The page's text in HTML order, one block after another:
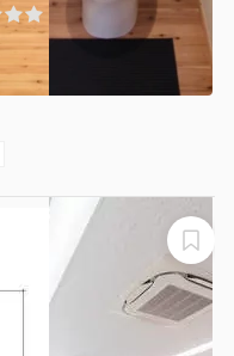
(0件)
那古野1-30-1
1〜10名
705会議室はプロ